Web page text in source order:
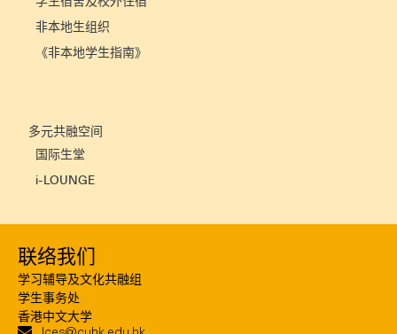
非本地生组织
《非本地学生指南》
多元共融空间
国际生堂
i-LOUNGE
联络我们
学习辅导及文化共融组
学生事务处
香港中文大学